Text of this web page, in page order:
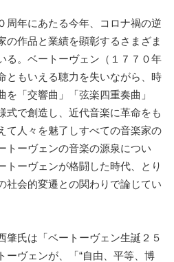
年にあたる今年、コロナ禍の逆
の作品と業績を顕彰するさまざま
る。ベートーヴェン（１７７０年
ともいえる聴力を失いながら、時
「交響曲」「弦楽四重奏曲」
式で創造し、近代音楽に革命をも
て人々を魅了しすべての音楽家の
トーヴェンの音楽の源泉につい
トーヴェンが格闘した時代、とり
社会的変遷との関わりで論じてい
氏は「ベートーヴェン生誕２５
ーヴェンが、「“自由、平等、博